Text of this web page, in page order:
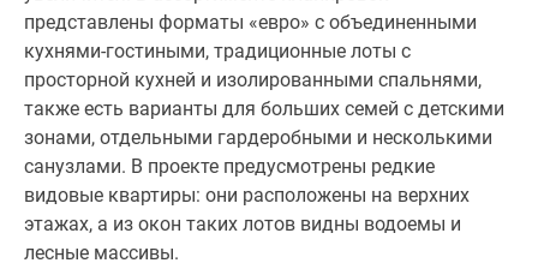
Высота
потолков
в
типовых
планировках
–
2,7
метра,
максимальное
представлены форматы «евро» с объединенными
кухнями-гостиными, традиционные лоты с
просторной кухней и изолированными спальнями,
также есть варианты для больших семей с детскими
зонами, отдельными гардеробными и несколькими
санузлами. В проекте предусмотрены редкие
видовые квартиры: они расположены на верхних
этажах, а из окон таких лотов видны водоемы и
лесные массивы.